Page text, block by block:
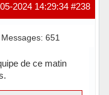
#238
2024 14:29:34
Messages: 651
de ce matin